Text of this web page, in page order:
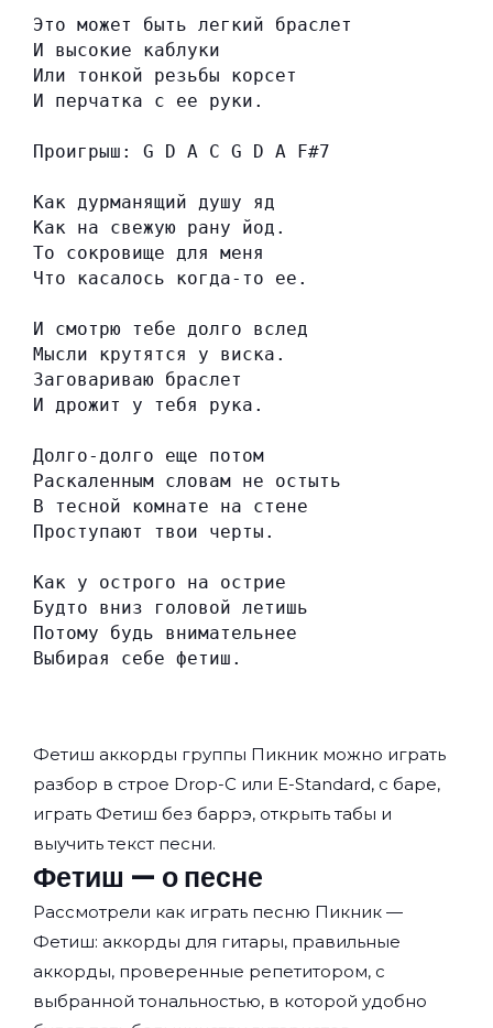
Это может быть легкий браслет
И высокие каблуки
Или тонкой резьбы корсет
И перчатка с ее руки.
Проигрыш: G D A C G D A F#7
Как дурманящий душу яд
Как на свежую рану йод.
То сокровище для меня
Что касалось когда-то ее.
И смотрю тебе долго вслед
Мысли крутятся у виска.
Заговариваю браслет
И дрожит у тебя рука.
Долго-долго еще потом
Раскаленным словам не остыть
В тесной комнате на стене
Проступают твои черты.
Как у острого на острие
Будто вниз головой летишь
Потому будь внимательнее
Выбирая себе фетиш.
Фетиш аккорды группы Пикник можно играть
разбор в строе Drop-C или E-Standard, с баре,
играть Фетиш без баррэ, открыть табы и
выучить текст песни.
Фетиш — о песне
Рассмотрели как играть песню Пикник —
Фетиш: аккорды для гитары, правильные
аккорды, проверенные репетитором, с
выбранной тональностью, в которой удобно